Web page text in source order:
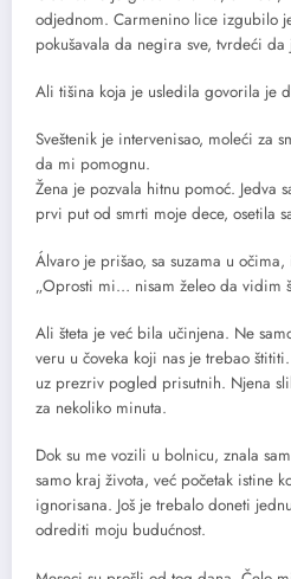
odjednom. Carmenino lice izgubilo
pokušavala da negira sve, tvrdeći da
Ali tišina koja je usledila govorila je
Sveštenik je intervenisao, moleći za
da mi pomognu.
Žena je pozvala hitnu pomoć. Jedva
prvi put od smrti moje dece, osetila
Álvaro je prišao, sa suzama u očima,
„Oprosti mi… nisam želeo da vidim
Ali šteta je već bila učinjena. Ne
veru u čoveka koji nas je trebao
uz prezriv pogled prisutnih. Njena
za nekoliko minuta.
Dok su me vozili u bolnicu, znala
samo kraj života, već početak istine
ignorisana. Još je trebalo doneti
odrediti moju budućnost.